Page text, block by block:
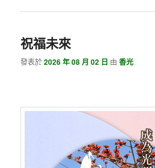
祝福未來
發表於2026 年 08 月 02 日 由香光